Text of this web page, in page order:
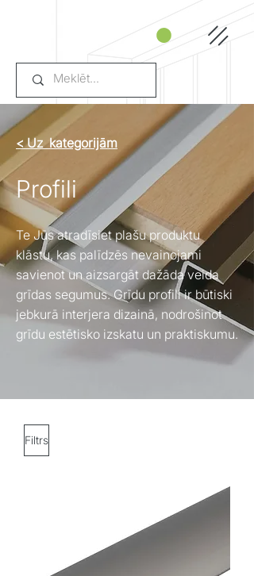
< Uz kategorijām
Profili
Te Jūs atradīsiet plašu produktu
klāstu, kas palīdzēs nevainojami
savienot un aizsargāt dažāda veida
grīdas segumus. Grīdu profili ir būtiski
jebkurā interjera dizainā, nodrošinot
grīdu estētisko izskatu un praktiskumu.
Filtrs